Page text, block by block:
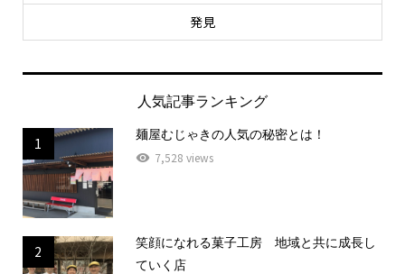
発見
人気記事ランキング
1
麺屋むじゃきの人気の秘密とは！
7,528 views
2
笑顔になれる菓子工房 地域と共に成長し
ていく店